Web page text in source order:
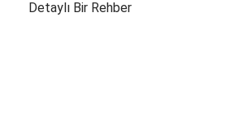
Detaylı Bir Rehber